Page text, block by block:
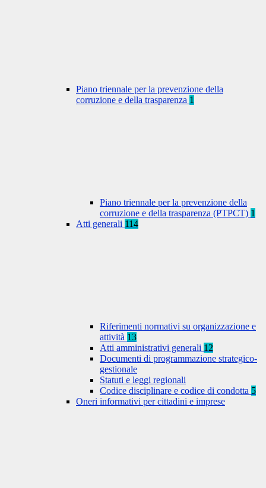
Piano triennale per la prevenzione della
corruzione e della trasparenza 1
Piano triennale per la prevenzione della
corruzione e della trasparenza (PTPCT) 1
Atti generali 114
Riferimenti normativi su organizzazione e
attività 13
Atti amministrativi generali 12
Documenti di programmazione strategico-
gestionale
Statuti e leggi regionali
Codice disciplinare e codice di condotta 5
Oneri informativi per cittadini e imprese